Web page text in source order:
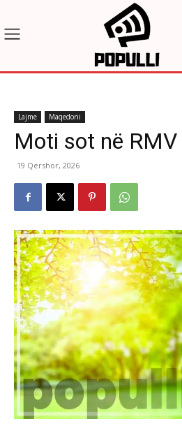
Lajme Maqedoni
Moti sot në RMV
19 Qershor, 2026